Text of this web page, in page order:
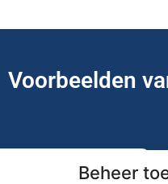
Beheer
Voorbeelden